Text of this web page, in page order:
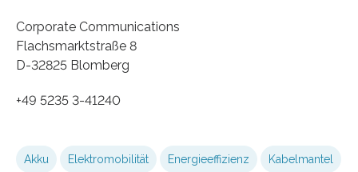
Corporate Communications
Flachsmarktstraße 8
D-32825 Blomberg
+49 5235 3-41240
Akku Elektromobilität Energieeffizienz Kabelmantel